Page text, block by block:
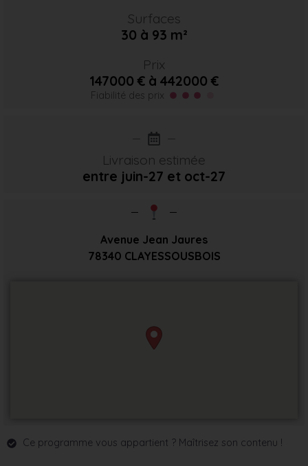
Surfaces
30 à 93 m²
Prix
147000 € à 442000 €
Fiabilité des prix
Livraison estimée
entre juin-27 et oct-27
Avenue Jean Jaures
78340 CLAYESSOUSBOIS
Ce programme vous appartient ? Maîtrisez son contenu !